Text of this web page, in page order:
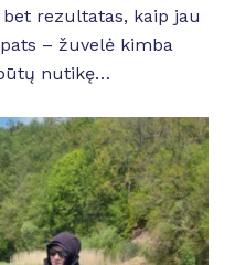
rezultatas, kaip jau
– žuvelė kimba
nutikę…